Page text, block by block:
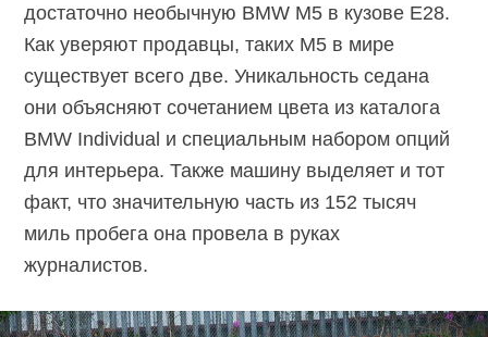
достаточно необычную BMW M5 в кузове E28.
Как уверяют продавцы, таких M5 в мире
существует всего две. Уникальность седана
они объясняют сочетанием цвета из каталога
BMW Individual и специальным набором опций
для интерьера. Также машину выделяет и тот
факт, что значительную часть из 152 тысяч
миль пробега она провела в руках
журналистов.